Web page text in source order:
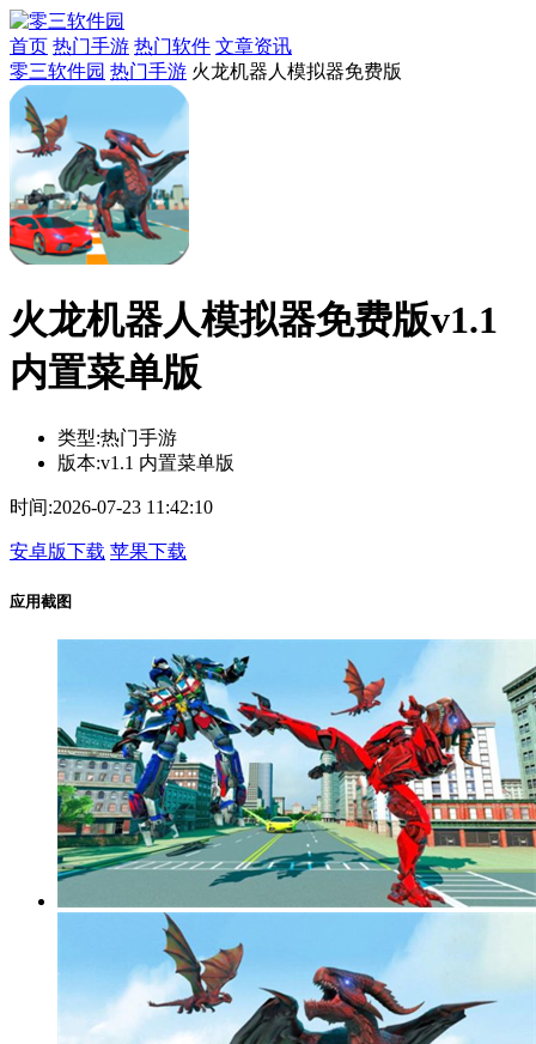
首页 热门手游 热门软件 文章资讯
零三软件园 热门手游 火龙机器人模拟器免费版
火龙机器人模拟器免费版v1.1
内置菜单版
类型:热门手游
版本:v1.1 内置菜单版
时间:2026-07-23 11:42:10
安卓版下载 苹果下载
应用截图